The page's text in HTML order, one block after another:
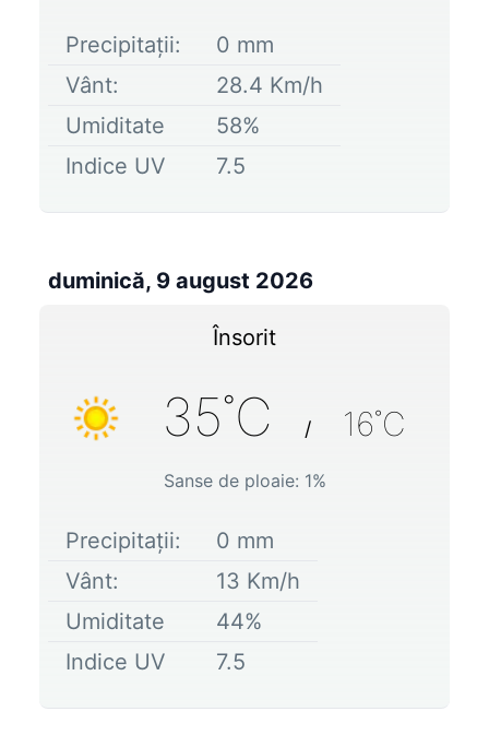
Precipitații: 0 mm
Vânt:
28.4 Km/h
Umiditate
58%
Indice UV
7.5
duminică, 9 august 2026
Însorit
35˚C / 16˚C
Sanse de ploaie: 1%
Precipitații: 0 mm
Vânt:
13 Km/h
Umiditate
44%
Indice UV
7.5